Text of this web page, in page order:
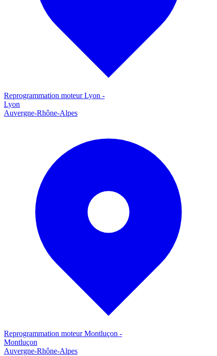
Reprogrammation moteurLyon -
Lyon
Auvergne-Rhône-Alpes
Reprogrammation moteurMontluçon -
Montluçon
Auvergne-Rhône-Alpes